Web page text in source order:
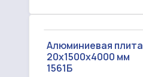
Алюминиевая плита
20x1500x4000 мм
1561Б